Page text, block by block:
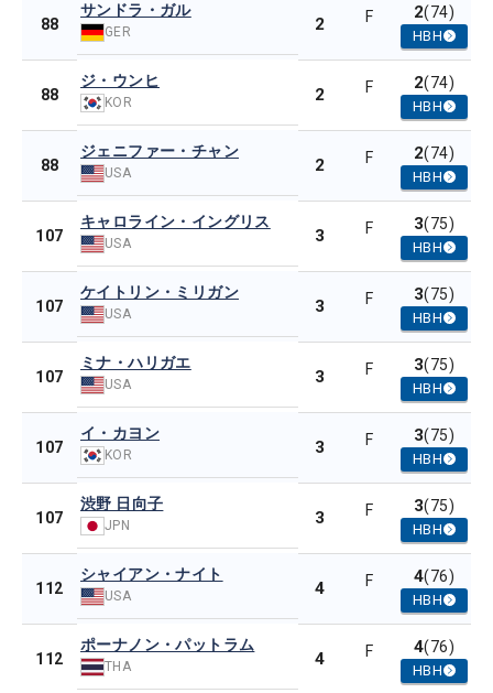
88
サンドラ・ガル
GER 2 F 2(74)
HBH
88
ジ・ウンヒ
KOR 2 F 2(74)
HBH
88
ジェニファー・チャン
USA 2 F 2(74)
HBH
107
キャロライン・イングリス
USA 3 F 3(75)
HBH
107
ケイトリン・ミリガン
USA 3 F 3(75)
HBH
107
ミナ・ハリガエ
USA 3 F 3(75)
HBH
107
イ・カヨン
KOR 3 F 3(75)
HBH
107
渋野 日向子
JPN 3 F 3(75)
HBH
112
シャイアン・ナイト
USA 4 F 4(76)
HBH
112
ポーナノン・パットラム
THA 4 F 4(76)
HBH